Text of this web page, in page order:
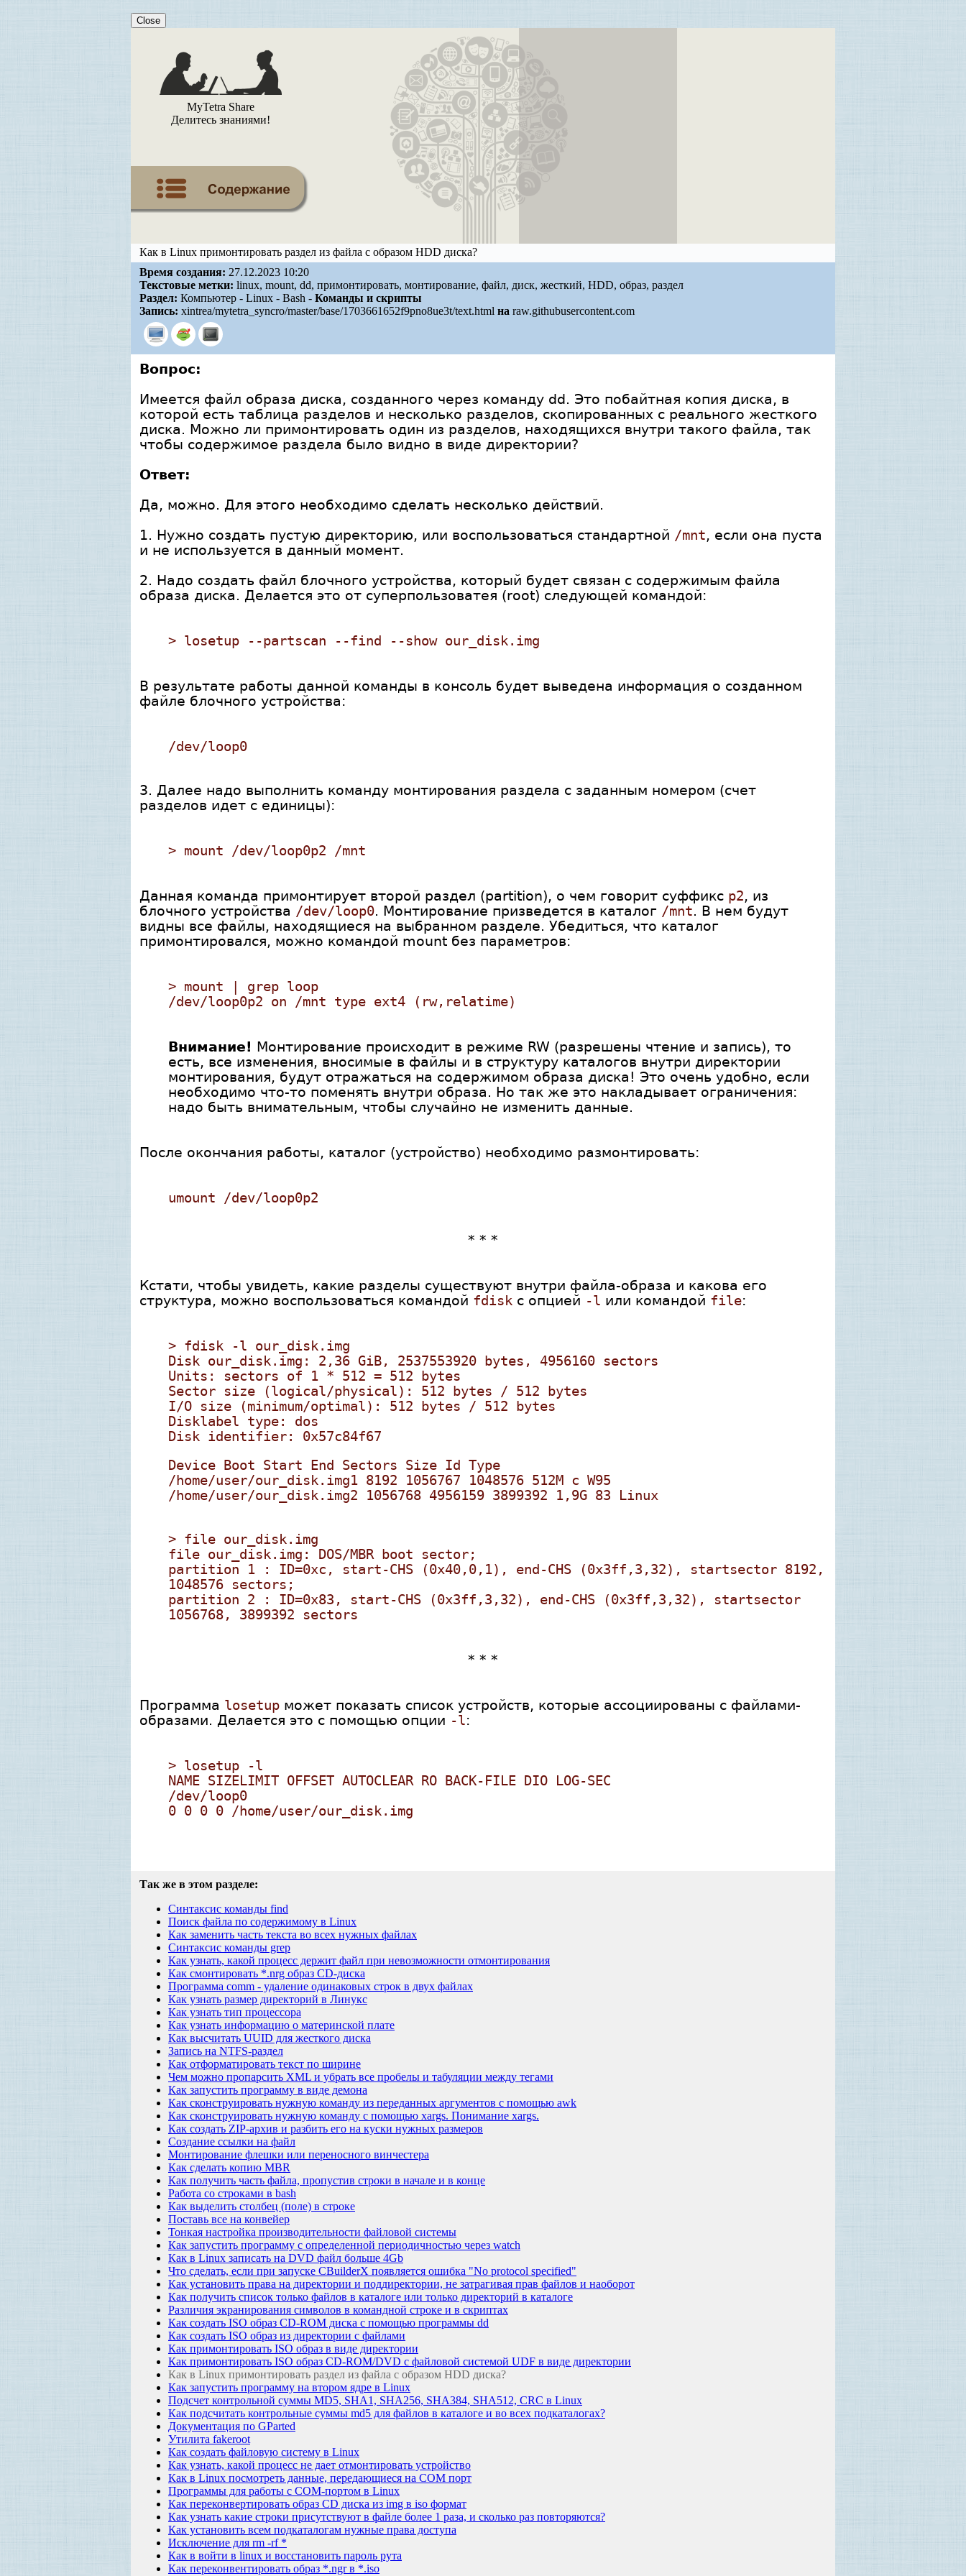
Close
MyTetra Share
Делитесь знаниями!
Как в Linux примонтировать раздел из файла с образом HDD диска?
Время создания: 27.12.2023 10:20
Текстовые метки: linux, mount, dd, примонтировать, монтирование, файл, диск, жесткий, HDD, образ, раздел
Раздел: Компьютер - Linux - Bash - Команды и скрипты
Запись: xintrea/mytetra_syncro/master/base/1703661652f9pno8ue3t/text.html на raw.githubusercontent.com
Вопрос:
Имеется файл образа диска, созданного через команду dd. Это побайтная копия диска, в
которой есть таблица разделов и несколько разделов, скопированных с реального жесткого
диска. Можно ли примонтировать один из разделов, находящихся внутри такого файла, так
чтобы содержимое раздела было видно в виде директории?
Ответ:
Да, можно. Для этого необходимо сделать несколько действий.
1. Нужно создать пустую директорию, или воспользоваться стандартной /mnt, если она пуста
и не используется в данный момент.
2. Надо создать файл блочного устройства, который будет связан с содержимым файла
образа диска. Делается это от суперпользоватея (root) следующей командой:
> losetup --partscan --find --show our_disk.img
В результате работы данной команды в консоль будет выведена информация о созданном
файле блочного устройства:
/dev/loop0
3. Далее надо выполнить команду монтирования раздела с заданным номером (счет
разделов идет с единицы):
> mount /dev/loop0p2 /mnt
Данная команда примонтирует второй раздел (partition), о чем говорит суффикс p2, из
блочного устройства /dev/loop0. Монтирование призведется в каталог /mnt. В нем будут
видны все файлы, находящиеся на выбранном разделе. Убедиться, что каталог
примонтировался, можно командой mount без параметров:
> mount | grep loop
/dev/loop0p2 on /mnt type ext4 (rw,relatime)
Внимание! Монтирование происходит в режиме RW (разрешены чтение и запись), то
есть, все изменения, вносимые в файлы и в структуру каталогов внутри директории
монтирования, будут отражаться на содержимом образа диска! Это очень удобно, если
необходимо что-то поменять внутри образа. Но так же это накладывает ограничения:
надо быть внимательным, чтобы случайно не изменить данные.
После окончания работы, каталог (устройство) необходимо размонтировать:
umount /dev/loop0p2
* * *
Кстати, чтобы увидеть, какие разделы существуют внутри файла-образа и какова его
структура, можно воспользоваться командой fdisk с опцией -l или командой file:
> fdisk -l our_disk.img
Disk our_disk.img: 2,36 GiB, 2537553920 bytes, 4956160 sectors
Units: sectors of 1 * 512 = 512 bytes
Sector size (logical/physical): 512 bytes / 512 bytes
I/O size (minimum/optimal): 512 bytes / 512 bytes
Disklabel type: dos
Disk identifier: 0x57c84f67
Device Boot Start End Sectors Size Id Type
/home/user/our_disk.img1 8192 1056767 1048576 512M c W95
/home/user/our_disk.img2 1056768 4956159 3899392 1,9G 83 Linux
> file our_disk.img
file our_disk.img: DOS/MBR boot sector;
partition 1 : ID=0xc, start-CHS (0x40,0,1), end-CHS (0x3ff,3,32), startsector 8192,
1048576 sectors;
partition 2 : ID=0x83, start-CHS (0x3ff,3,32), end-CHS (0x3ff,3,32), startsector
1056768, 3899392 sectors
* * *
Программа losetup может показать список устройств, которые ассоциированы с файлами-
образами. Делается это с помощью опции -l:
> losetup -l
NAME SIZELIMIT OFFSET AUTOCLEAR RO BACK-FILE DIO LOG-SEC
/dev/loop0
0 0 0 0 /home/user/our_disk.img
Так же в этом разделе:
Синтаксис команды find
Поиск файла по содержимому в Linux
Как заменить часть текста во всех нужных файлах
Синтаксис команды grep
Как узнать, какой процесс держит файл при невозможности отмонтирования
Как смонтировать *.nrg образ CD-диска
Программа comm - удаление одинаковых строк в двух файлах
Как узнать размер директорий в Линукс
Как узнать тип процессора
Как узнать информацию о материнской плате
Как высчитать UUID для жесткого диска
Запись на NTFS-раздел
Как отформатировать текст по ширине
Чем можно пропарсить XML и убрать все пробелы и табуляции между тегами
Как запустить программу в виде демона
Как сконструировать нужную команду из переданных аргументов с помощью awk
Как сконструировать нужную команду с помощью xargs. Понимание xargs.
Как создать ZIP-архив и разбить его на куски нужных размеров
Создание ссылки на файл
Монтирование флешки или переносного винчестера
Как сделать копию MBR
Как получить часть файла, пропустив строки в начале и в конце
Работа со строками в bash
Как выделить столбец (поле) в строке
Поставь все на конвейер
Тонкая настройка производительности файловой системы
Как запустить программу с определенной периодичностью через watch
Как в Linux записать на DVD файл больше 4Gb
Что сделать, если при запуске CBuilderX появляется ошибка "No protocol specified"
Как установить права на директории и поддиректории, не затрагивая прав файлов и наоборот
Как получить список только файлов в каталоге или только директорий в каталоге
Различия экранирования символов в командной строке и в скриптах
Как создать ISO образ CD-ROM диска с помощью программы dd
Как создать ISO образ из директории с файлами
Как примонтировать ISO образ в виде директории
Как примонтировать ISO образ CD-ROM/DVD с файловой системой UDF в виде директории
Как в Linux примонтировать раздел из файла с образом HDD диска?
Как запустить программу на втором ядре в Linux
Подсчет контрольной суммы MD5, SHA1, SHA256, SHA384, SHA512, CRC в Linux
Как подсчитать контрольные суммы md5 для файлов в каталоге и во всех подкаталогах?
Документация по GParted
Утилита fakeroot
Как создать файловую систему в Linux
Как узнать, какой процесс не дает отмонтировать устройство
Как в Linux посмотреть данные, передающиеся на COM порт
Программы для работы с COM-портом в Linux
Как переконвертировать образ CD диска из img в iso формат
Как узнать какие строки присутствуют в файле более 1 раза, и сколько раз повторяются?
Как установить всем подкаталогам нужные права доступа
Исключение для rm -rf *
Как в войти в linux и восстановить пароль рута
Как переконвентировать образ *.ngr в *.iso